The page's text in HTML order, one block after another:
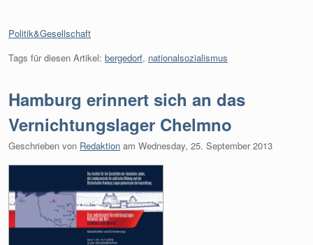
Kategorien:
Politik&Gesellschaft
Tags für diesen Artikel: bergedorf, nationalsozialismus
Hamburg erinnert sich an das
Vernichtungslager Chelmno
Geschrieben von Redaktion am Wednesday, 25. September 2013